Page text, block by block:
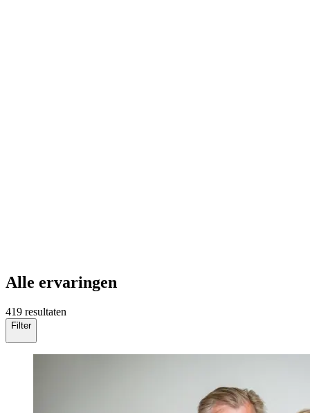
Alle ervaringen
419 resultaten
Filter